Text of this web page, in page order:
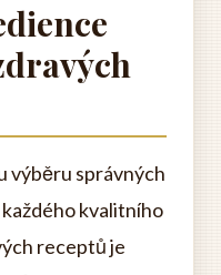
výběru správných
kvalitního
receptů je